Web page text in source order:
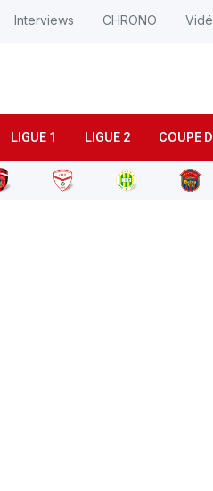
LIGUE 1 LIGUE 2 COUPE
Interviews CHRONO